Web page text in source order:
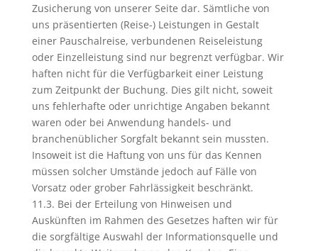
Zusicherung von unserer Seite dar. Sämtliche von
uns präsentierten (Reise-) Leistungen in Gestalt
einer Pauschalreise, verbundenen Reiseleistung
oder Einzelleistung sind nur begrenzt verfügbar. Wir
haften nicht für die Verfügbarkeit einer Leistung
zum Zeitpunkt der Buchung. Dies gilt nicht, soweit
uns fehlerhafte oder unrichtige Angaben bekannt
waren oder bei Anwendung handels- und
branchenüblicher Sorgfalt bekannt sein mussten.
Insoweit ist die Haftung von uns für das Kennen
müssen solcher Umstände jedoch auf Fälle von
Vorsatz oder grober Fahrlässigkeit beschränkt.
11.3. Bei der Erteilung von Hinweisen und
Auskünften im Rahmen des Gesetzes haften wir für
die sorgfältige Auswahl der Informationsquelle und